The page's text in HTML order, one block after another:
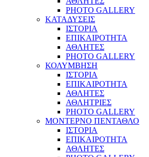
PHOTO GALLERY
ΚΑΤΑΔΥΣΕΙΣ
ΙΣΤΟΡΙΑ
ΕΠΙΚΑΙΡΟΤΗΤΑ
ΑΘΛΗΤΕΣ
PHOTO GALLERY
ΚΟΛΥΜΒΗΣΗ
ΙΣΤΟΡΙΑ
ΕΠΙΚΑΙΡΟΤΗΤΑ
ΑΘΛΗΤΕΣ
ΑΘΛΗΤΡΙΕΣ
PHOTO GALLERY
ΜΟΝΤΕΡΝΟ ΠΕΝΤΑΘΛΟ
ΙΣΤΟΡΙΑ
ΕΠΙΚΑΙΡΟΤΗΤΑ
ΑΘΛΗΤΕΣ